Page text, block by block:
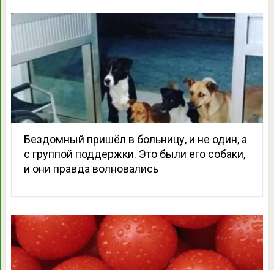
Бездомный пришёл в больницу, и не один, а
с группой поддержки. Это были его собаки,
и они правда волновались